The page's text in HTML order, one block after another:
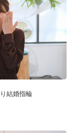
結婚指輪